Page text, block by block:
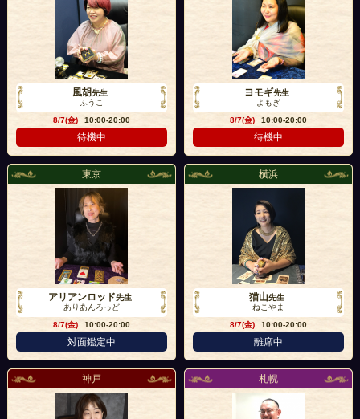
風胡先生
ふうこ
8/7(金)
10:00-20:00
待機中
ヨモギ先生
よもぎ
8/7(金)
10:00-20:00
待機中
東京
アリアンロッド先生
ありあんろっど
8/7(金)
10:00-20:00
対面鑑定中
横浜
猫山先生
ねこやま
8/7(金)
10:00-20:00
離席中
神戸 札幌